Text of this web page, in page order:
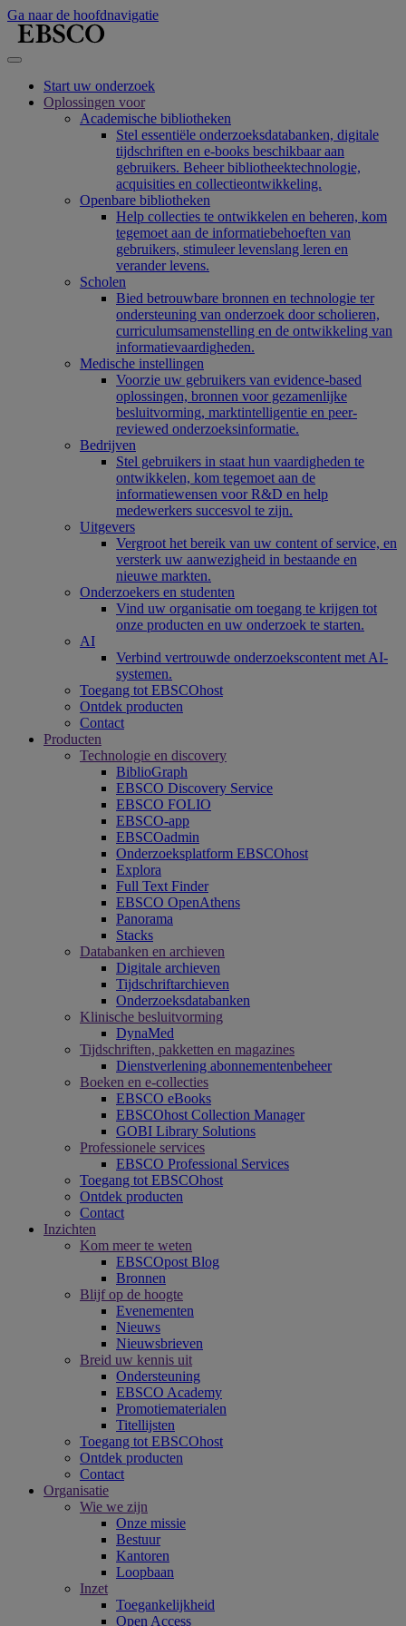
Ga naar de hoofdnavigatie
Start uw onderzoek
Oplossingen voor
Academische bibliotheken
Stel essentiële onderzoeksdatabanken, digitale
tijdschriften en e-books beschikbaar aan
gebruikers. Beheer bibliotheektechnologie,
acquisities en collectieontwikkeling.
Openbare bibliotheken
Help collecties te ontwikkelen en beheren, kom
tegemoet aan de informatiebehoeften van
gebruikers, stimuleer levenslang leren en
verander levens.
Scholen
Bied betrouwbare bronnen en technologie ter
ondersteuning van onderzoek door scholieren,
curriculumsamenstelling en de ontwikkeling van
informatievaardigheden.
Medische instellingen
Voorzie uw gebruikers van evidence-based
oplossingen, bronnen voor gezamenlijke
besluitvorming, marktintelligentie en peer-
reviewed onderzoeksinformatie.
Bedrijven
Stel gebruikers in staat hun vaardigheden te
ontwikkelen, kom tegemoet aan de
informatiewensen voor R&D en help
medewerkers succesvol te zijn.
Uitgevers
Vergroot het bereik van uw content of service, en
versterk uw aanwezigheid in bestaande en
nieuwe markten.
Onderzoekers en studenten
Vind uw organisatie om toegang te krijgen tot
onze producten en uw onderzoek te starten.
AI
Verbind vertrouwde onderzoekscontent met AI-
systemen.
Toegang tot EBSCOhost
Ontdek producten
Contact
Producten
Technologie en discovery
BiblioGraph
EBSCO Discovery Service
EBSCO FOLIO
EBSCO-app
EBSCOadmin
Onderzoeksplatform EBSCOhost
Explora
Full Text Finder
EBSCO OpenAthens
Panorama
Stacks
Databanken en archieven
Digitale archieven
Tijdschriftarchieven
Onderzoeksdatabanken
Klinische besluitvorming
DynaMed
Tijdschriften, pakketten en magazines
Dienstverlening abonnementenbeheer
Boeken en e-collecties
EBSCO eBooks
EBSCOhost Collection Manager
GOBI Library Solutions
Professionele services
EBSCO Professional Services
Toegang tot EBSCOhost
Ontdek producten
Contact
Inzichten
Kom meer te weten
EBSCOpost Blog
Bronnen
Blijf op de hoogte
Evenementen
Nieuws
Nieuwsbrieven
Breid uw kennis uit
Ondersteuning
EBSCO Academy
Promotiematerialen
Titellijsten
Toegang tot EBSCOhost
Ontdek producten
Contact
Organisatie
Wie we zijn
Onze missie
Bestuur
Kantoren
Loopbaan
Inzet
Toegankelijkheid
Open Access